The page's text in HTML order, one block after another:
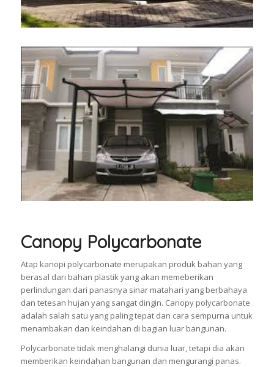
Canopy Polycarbonate
Atap kanopi polycarbonate merupakan produk bahan yang
berasal dari bahan plastik yang akan memeberikan
perlindungan dari panasnya sinar matahari yang berbahaya
dan tetesan hujan yang sangat dingin. Canopy polycarbonate
adalah salah satu yang paling tepat dan cara sempurna untuk
menambakan dan keindahan di bagian luar bangunan.
Polycarbonate tidak menghalangi dunia luar, tetapi dia akan
memberikan keindahan bangunan dan mengurangi panas.